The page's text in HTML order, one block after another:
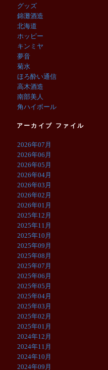
グッズ
錦灘酒造
北海道
ホッピー
キンミヤ
夢音
菊水
ほろ酔い通信
高木酒造
南部美人
角ハイボール
アーカイブ ファイル
2026年07月
2026年06月
2026年05月
2026年04月
2026年03月
2026年02月
2026年01月
2025年12月
2025年11月
2025年10月
2025年09月
2025年08月
2025年07月
2025年06月
2025年05月
2025年04月
2025年03月
2025年02月
2025年01月
2024年12月
2024年11月
2024年10月
2024年09月